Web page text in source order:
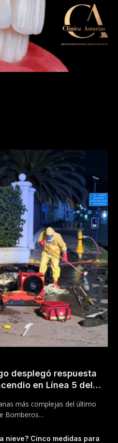
desplegó respuesta
en Línea 5 del
más complejas del último
Bomberos…
nieve? Cinco medidas para